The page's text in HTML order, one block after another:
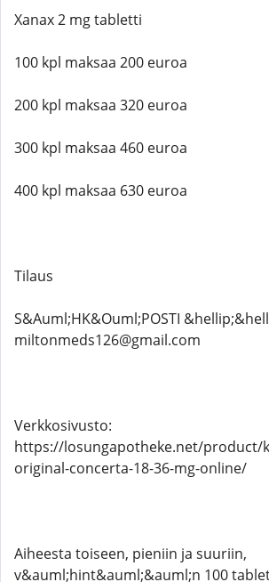
Xanax 2 mg tabletti
100 kpl maksaa 200 euroa
200 kpl maksaa 320 euroa
300 kpl maksaa 460 euroa
400 kpl maksaa 630 euroa
Tilaus
S&Auml;HK&Ouml;POSTI
miltonmeds126@gmail.com
Verkkosivusto:
https://losungapotheke.net/product/
original-concerta-18-36-mg-online/
Aiheesta toiseen, pieniin ja suuriin,
v&auml;hint&auml;&auml;n 100